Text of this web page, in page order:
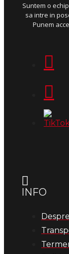
Suntem o
sa intre in
Punem
INFO